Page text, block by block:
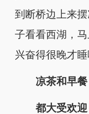
到断桥边上来
子看看西湖，
兴奋得很晚才睡
凉茶和早餐
都大受欢迎